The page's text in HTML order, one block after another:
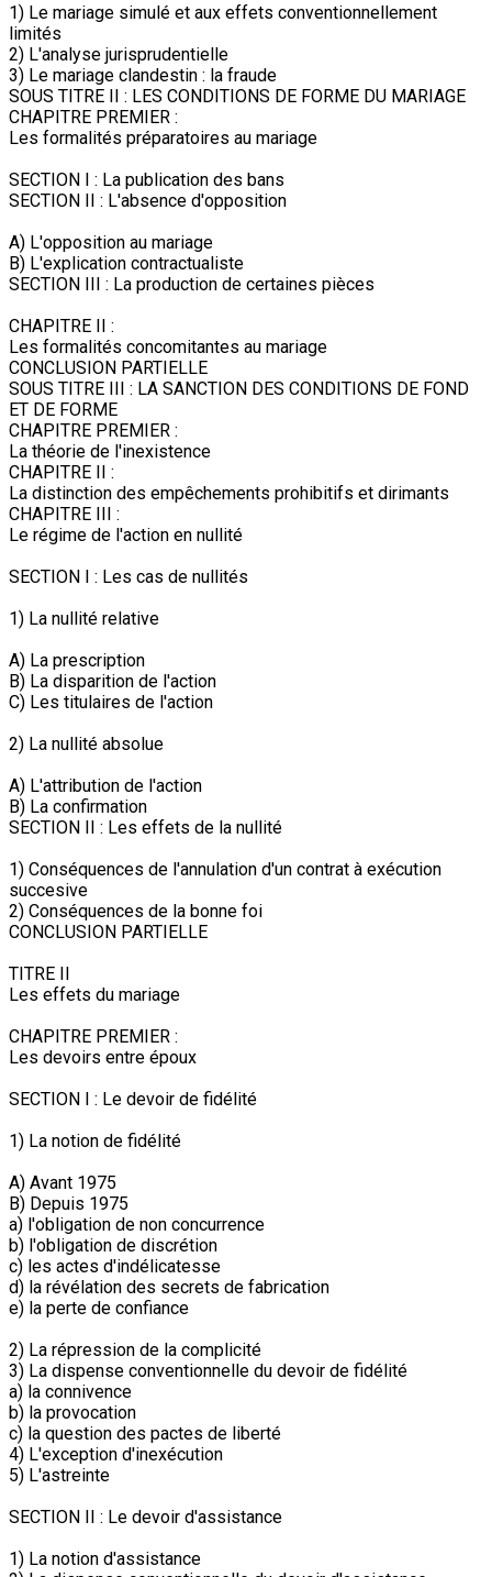
1) Le mariage simulé et aux effets conventionnellement
limités
2) L'analyse jurisprudentielle
3) Le mariage clandestin : la fraude
SOUS TITRE II : LES CONDITIONS DE FORME DU MARIAGE
CHAPITRE PREMIER :
Les formalités préparatoires au mariage
SECTION I : La publication des bans
SECTION II : L'absence d'opposition
A) L'opposition au mariage
B) L'explication contractualiste
SECTION III : La production de certaines pièces
CHAPITRE II :
Les formalités concomitantes au mariage
CONCLUSION PARTIELLE
SOUS TITRE III : LA SANCTION DES CONDITIONS DE FOND
ET DE FORME
CHAPITRE PREMIER :
La théorie de l'inexistence
CHAPITRE II :
La distinction des empêchements prohibitifs et dirimants
CHAPITRE III :
Le régime de l'action en nullité
SECTION I : Les cas de nullités
1) La nullité relative
A) La prescription
B) La disparition de l'action
C) Les titulaires de l'action
2) La nullité absolue
A) L'attribution de l'action
B) La confirmation
SECTION II : Les effets de la nullité
1) Conséquences de l'annulation d'un contrat à exécution
succesive
2) Conséquences de la bonne foi
CONCLUSION PARTIELLE
TITRE II
Les effets du mariage
CHAPITRE PREMIER :
Les devoirs entre époux
SECTION I : Le devoir de fidélité
1) La notion de fidélité
A) Avant 1975
B) Depuis 1975
a) l'obligation de non concurrence
b) l'obligation de discrétion
c) les actes d'indélicatesse
d) la révélation des secrets de fabrication
e) la perte de confiance
2) La répression de la complicité
3) La dispense conventionnelle du devoir de fidélité
a) la connivence
b) la provocation
c) la question des pactes de liberté
4) L'exception d'inexécution
5) L'astreinte
SECTION II : Le devoir d'assistance
1) La notion d'assistance